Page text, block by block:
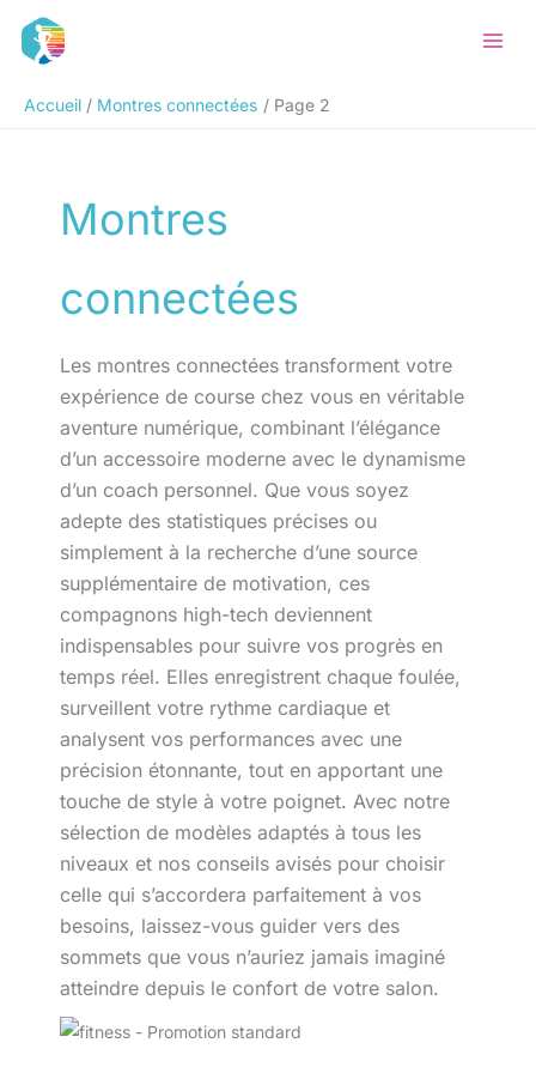
Accueil
Montres connectées Page 2
Montres
connectées
Les montres connectées transforment votre
expérience de course chez vous en véritable
aventure numérique, combinant l’élégance
d’un accessoire moderne avec le dynamisme
d’un coach personnel. Que vous soyez
adepte des statistiques précises ou
simplement à la recherche d’une source
supplémentaire de motivation, ces
compagnons high-tech deviennent
indispensables pour suivre vos progrès en
temps réel. Elles enregistrent chaque foulée,
surveillent votre rythme cardiaque et
analysent vos performances avec une
précision étonnante, tout en apportant une
touche de style à votre poignet. Avec notre
sélection de modèles adaptés à tous les
niveaux et nos conseils avisés pour choisir
celle qui s’accordera parfaitement à vos
besoins, laissez-vous guider vers des
sommets que vous n’auriez jamais imaginé
atteindre depuis le confort de votre salon.
Rechercher